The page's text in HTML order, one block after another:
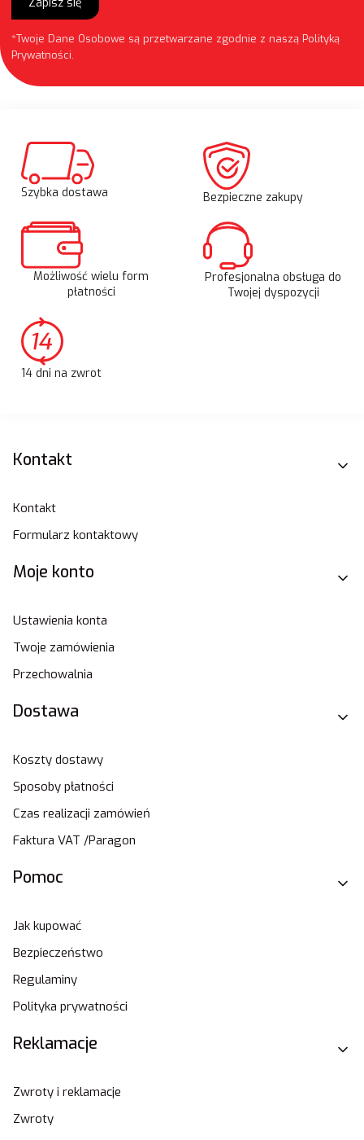
*Twoje Dane Osobowe są przetwarzane zgodnie z naszą Polityką
Prywatności.
Szybka dostawa Bezpieczne zakupy
Możliwość wielu form
płatności
Profesjonalna obsługa do
Twojej dyspozycji
14 dni na zwrot
Linki w stopce
Kontakt
Kontakt
Formularz kontaktowy
Moje konto
Ustawienia konta
Twoje zamówienia
Przechowalnia
Dostawa
Koszty dostawy
Sposoby płatności
Czas realizacji zamówień
Faktura VAT /Paragon
Pomoc
Jak kupować
Bezpieczeństwo
Regulaminy
Polityka prywatności
Reklamacje
Zwroty i reklamacje
Zwroty